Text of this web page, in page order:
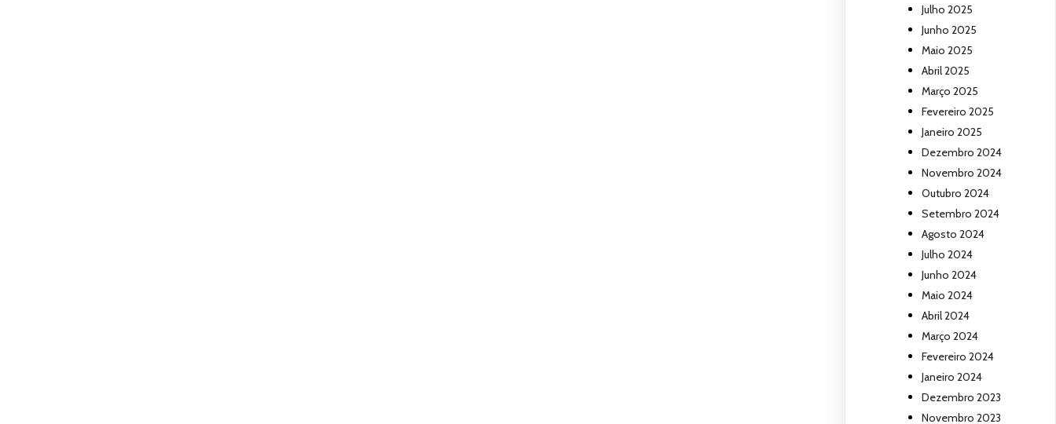
Julho 2025
Junho 2025
Maio 2025
Abril 2025
Março 2025
Fevereiro 2025
Janeiro 2025
Dezembro 2024
Novembro 2024
Outubro 2024
Setembro 2024
Agosto 2024
Julho 2024
Junho 2024
Maio 2024
Abril 2024
Março 2024
Fevereiro 2024
Janeiro 2024
Dezembro 2023
Novembro 2023